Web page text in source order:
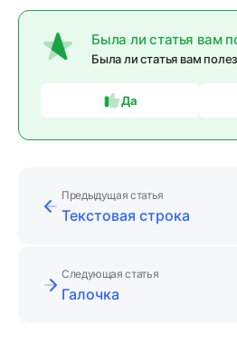
Была ли статья вам
Была ли статья вам
Да
Предыдущая статья
Текстовая строка
Следующая статья
Галочка